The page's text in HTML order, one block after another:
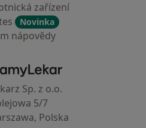
zařízení
Novinka
nápovědy
ZnamyLekar - Hlavní stránka
Sp. z o.o.
5/7
Polska